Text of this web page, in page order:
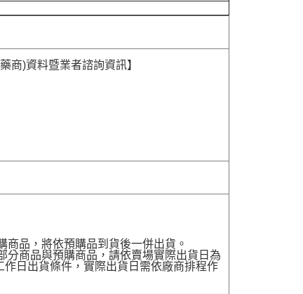
商)資料暨業者諮詢資訊】
品，將依預購品到貨後一併出貨。
分商品與預購商品，請依賣場實際出貨日為
日出貨條件，實際出貨日需依廠商排程作